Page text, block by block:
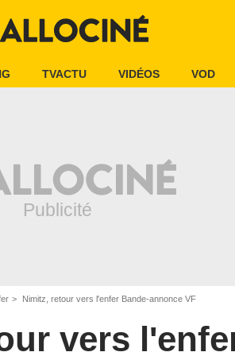
TVACTU VIDÉOS VOD
Nimitz, retour vers l'enfer Bande-annonce VF
vers